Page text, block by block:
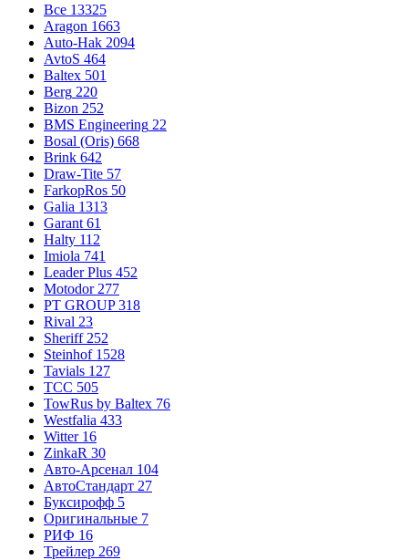
Все 13325
Aragon 1663
Auto-Hak 2094
AvtoS 464
Baltex 501
Berg 220
Bizon 252
BMS Engineering 22
Bosal (Oris) 668
Brink 642
Draw-Tite 57
FarkopRos 50
Galia 1313
Garant 61
Halty 112
Imiola 741
Leader Plus 452
Motodor 277
PT GROUP 318
Rival 23
Sheriff 252
Steinhof 1528
Tavials 127
TCC 505
TowRus by Baltex 76
Westfalia 433
Witter 16
ZinkaR 30
Авто-Арсенал 104
АвтоСтандарт 27
Буксирофф 5
Оригинальные 7
РИФ 16
Трейлер 269